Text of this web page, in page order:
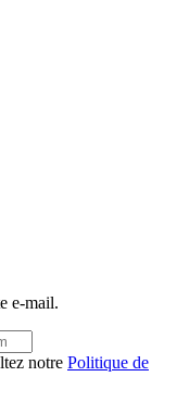
e-mail.
notre Politique de